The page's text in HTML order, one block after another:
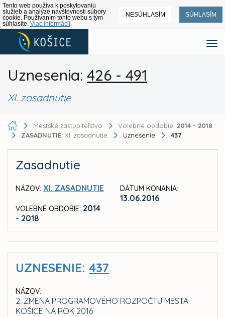
Tento web používa k poskytovaniu
služieb a analýze návštevnosti súbory
cookie. Používaním tohto webu s tým
súhlasíte. Viac informácií
NESÚHLASÍM SÚHLASÍM
Uznesenia: 426 - 491
XI. zasadnutie
Mestské zastupiteľstvo Volebné obdobie: 2014 - 2018
ZASADNUTIE: XI. zasadnutie Uznesenie 437
Zasadnutie
NÁZOV: XI. ZASADNUTIE
VOLEBNÉ OBDOBIE: 2014
- 2018
DÁTUM KONANIA:
13.06.2016
UZNESENIE: 437
NÁZOV:
2. ZMENA PROGRAMOVÉHO ROZPOČTU MESTA
KOŠICE NA ROK 2016